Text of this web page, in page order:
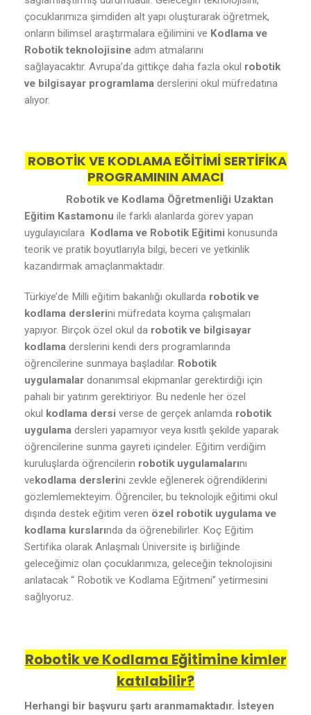
çocuklarımıza şimdiden alt yapı oluşturarak öğretmek,
onların bilimsel araştırmalara eğilimini ve Kodlama ve
Robotik teknolojisine adım atmalarını
sağlayacaktır. Avrupa’da gittikçe daha fazla okul robotik
ve bilgisayar programlama derslerini okul müfredatına
alıyor.
ROBOTİK VE KODLAMA EĞİTİMİ SERTİFİKA
PROGRAMININ AMACI
Robotik ve Kodlama Öğretmenliği Uzaktan
Eğitim Kastamonu ile farklı alanlarda görev yapan
uygulayıcılara Kodlama ve Robotik Eğitimi konusunda
teorik ve pratik boyutlarıyla bilgi, beceri ve yetkinlik
kazandırmak amaçlanmaktadır.
Türkiye’de Milli eğitim bakanlığı okullarda robotik ve
kodlama derslerini müfredata koyma çalışmaları
yapıyor. Birçok özel okul da robotik ve bilgisayar
kodlama derslerini kendi ders programlarında
öğrencilerine sunmaya başladılar. Robotik
uygulamalar donanımsal ekipmanlar gerektirdiği için
pahalı bir yatırım gerektiriyor. Bu nedenle her özel
okul kodlama dersi verse de gerçek anlamda robotik
uygulama dersleri yapamıyor veya kısıtlı şekilde yaparak
öğrencilerine sunma gayreti içindeler. Eğitim verdiğim
kuruluşlarda öğrencilerin robotik uygulamalarını
vekodlama derslerini zevkle eğlenerek öğrendiklerini
gözlemlemekteyim. Öğrenciler, bu teknolojik eğitimi okul
dışında destek eğitim veren özel robotik uygulama ve
kodlama kurslarında da öğrenebilirler. Koç Eğitim
Sertifika olarak Anlaşmalı Üniversite iş birliğinde
geleceğimiz olan çocuklarımıza, geleceğin teknolojisini
anlatacak “ Robotik ve Kodlama Eğitmeni” yetirmesini
sağlıyoruz.
Robotik ve Kodlama Eğitimine kimler
katılabilir?
Herhangi bir başvuru şartı aranmamaktadır. İsteyen